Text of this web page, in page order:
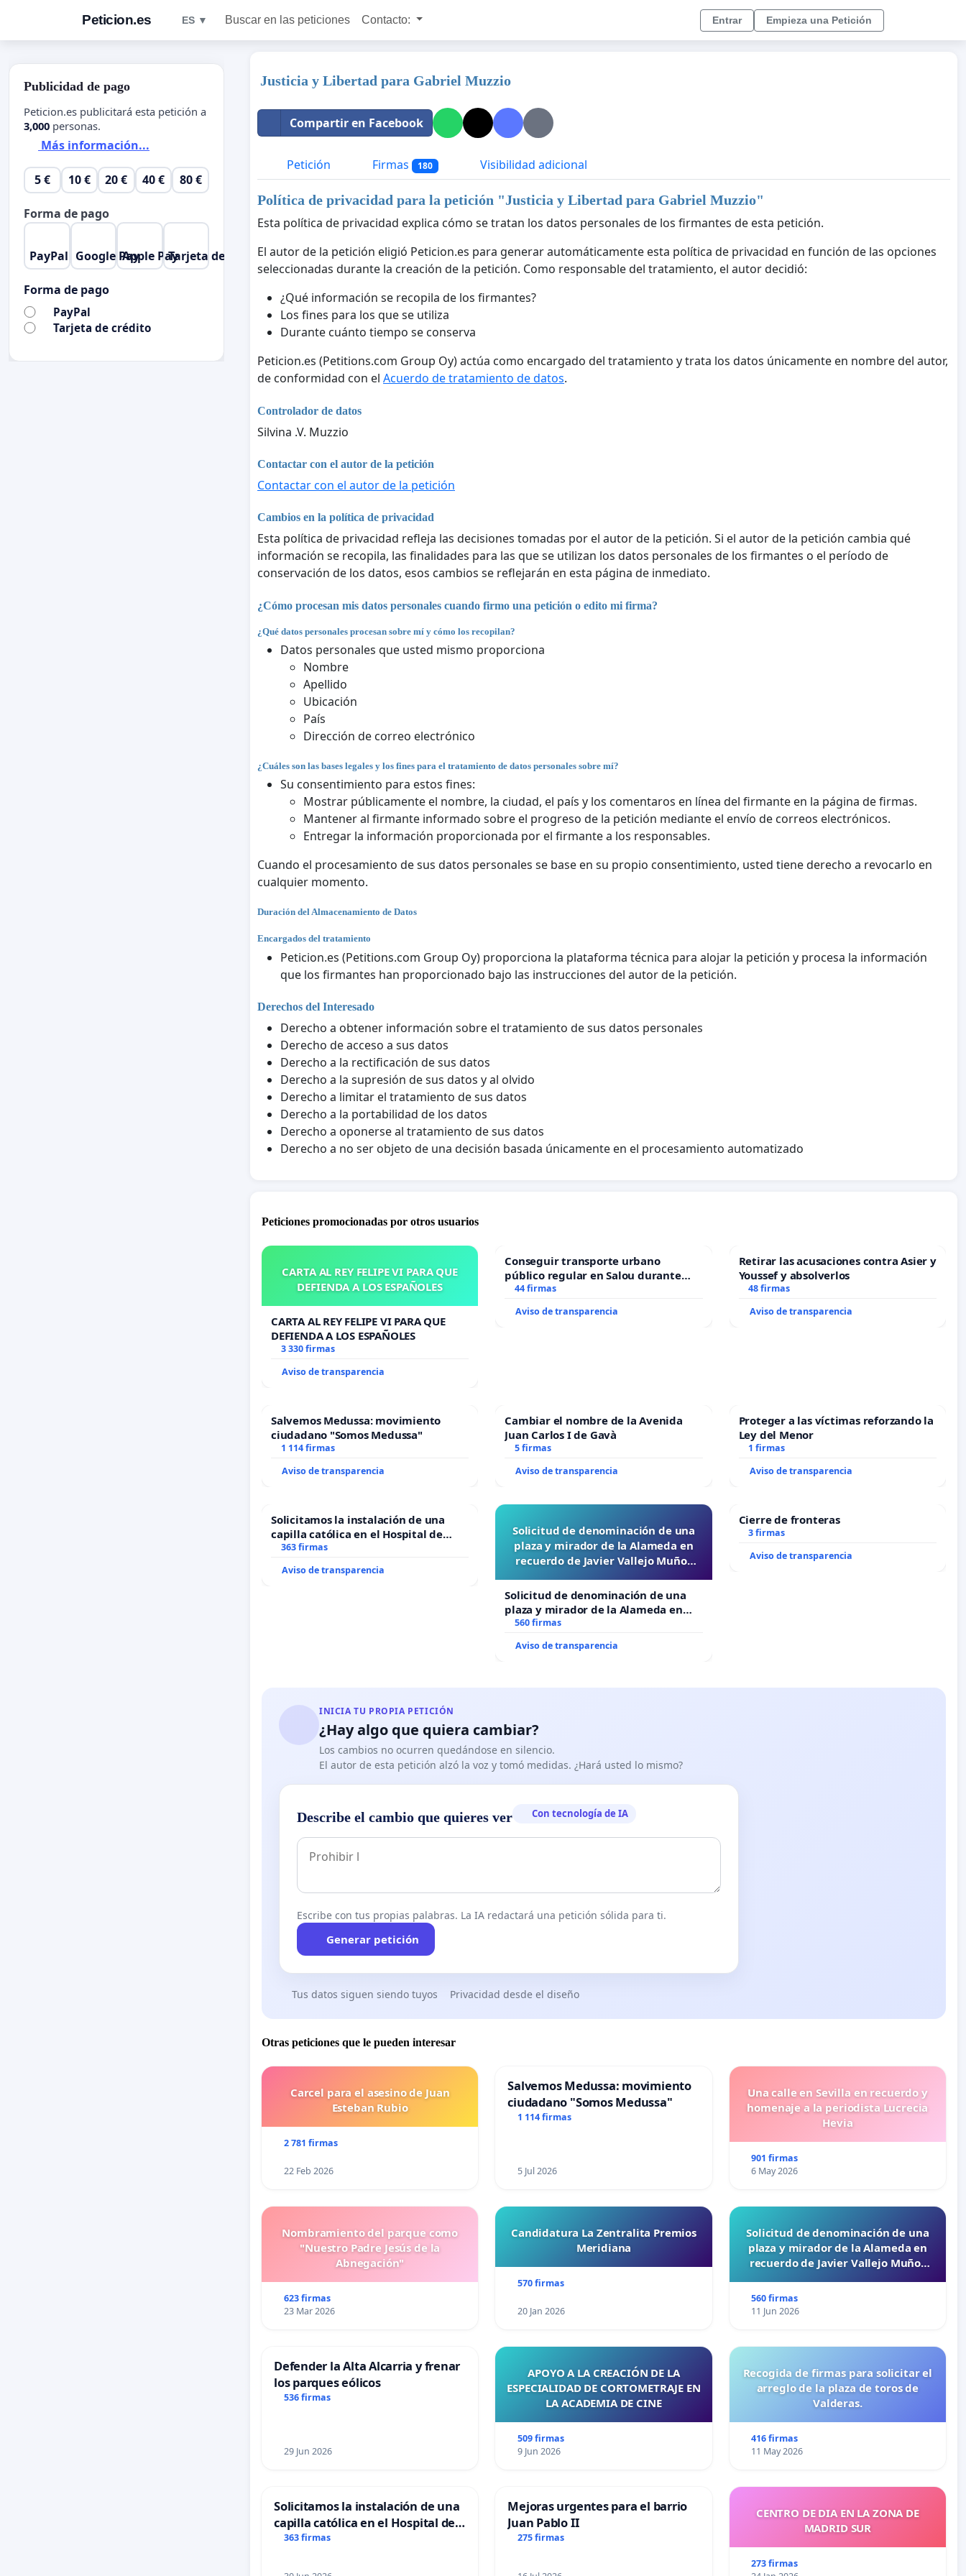
Peticion.es ES ▼ Buscar en las peticiones Contacto: Entrar Empieza una Petición
Justicia y Libertad para Gabriel Muzzio
Compartir en Facebook
Petición Firmas 180 Visibilidad adicional
Política de privacidad para la petición "Justicia y Libertad para Gabriel Muzzio"
Esta política de privacidad explica cómo se tratan los datos personales de los firmantes de esta petición.
El autor de la petición eligió Peticion.es para generar automáticamente esta política de privacidad en función de las opciones
seleccionadas durante la creación de la petición. Como responsable del tratamiento, el autor decidió:
¿Qué información se recopila de los firmantes?
Los fines para los que se utiliza
Durante cuánto tiempo se conserva
Peticion.es (Petitions.com Group Oy) actúa como encargado del tratamiento y trata los datos únicamente en nombre del autor,
de conformidad con el Acuerdo de tratamiento de datos.
Controlador de datos
Silvina .V. Muzzio
Contactar con el autor de la petición
Contactar con el autor de la petición
Cambios en la política de privacidad
Esta política de privacidad refleja las decisiones tomadas por el autor de la petición. Si el autor de la petición cambia qué
información se recopila, las finalidades para las que se utilizan los datos personales de los firmantes o el período de
conservación de los datos, esos cambios se reflejarán en esta página de inmediato.
¿Cómo procesan mis datos personales cuando firmo una petición o edito mi firma?
¿Qué datos personales procesan sobre mí y cómo los recopilan?
Datos personales que usted mismo proporciona
Nombre
Apellido
Ubicación
País
Dirección de correo electrónico
¿Cuáles son las bases legales y los fines para el tratamiento de datos personales sobre mí?
Su consentimiento para estos fines:
Mostrar públicamente el nombre, la ciudad, el país y los comentaros en línea del firmante en la página de firmas.
Mantener al firmante informado sobre el progreso de la petición mediante el envío de correos electrónicos.
Entregar la información proporcionada por el firmante a los responsables.
Cuando el procesamiento de sus datos personales se base en su propio consentimiento, usted tiene derecho a revocarlo en
cualquier momento.
Duración del Almacenamiento de Datos
Encargados del tratamiento
Peticion.es (Petitions.com Group Oy) proporciona la plataforma técnica para alojar la petición y procesa la información
que los firmantes han proporcionado bajo las instrucciones del autor de la petición.
Derechos del Interesado
Derecho a obtener información sobre el tratamiento de sus datos personales
Derecho de acceso a sus datos
Derecho a la rectificación de sus datos
Derecho a la supresión de sus datos y al olvido
Derecho a limitar el tratamiento de sus datos
Derecho a la portabilidad de los datos
Derecho a oponerse al tratamiento de sus datos
Derecho a no ser objeto de una decisión basada únicamente en el procesamiento automatizado
Peticiones promocionadas por otros usuarios
CARTA AL REY FELIPE VI PARA QUE
DEFIENDA A LOS ESPAÑOLES
CARTA AL REY FELIPE VI PARA QUE
DEFIENDA A LOS ESPAÑOLES
3 330 firmas
Aviso de transparencia
Conseguir transporte urbano
público regular en Salou durante
todo el año
44 firmas
Aviso de transparencia
Retirar las acusaciones contra Asier y
Youssef y absolverlos
48 firmas
Aviso de transparencia
Salvemos Medussa: movimiento
ciudadano "Somos Medussa"
1 114 firmas
Aviso de transparencia
Cambiar el nombre de la Avenida
Juan Carlos I de Gavà
5 firmas
Aviso de transparencia
Proteger a las víctimas reforzando la
Ley del Menor
1 firmas
Aviso de transparencia
Solicitamos la instalación de una
capilla católica en el Hospital de
Alcañiz
363 firmas
Aviso de transparencia
Solicitud de denominación de una
plaza y mirador de la Alameda en
recuerdo de Javier Vallejo Muñoz
Solicitud de denominación de una
plaza y mirador de la Alameda en
recuerdo de Javier Vallejo Muñoz
560 firmas
Aviso de transparencia
Cierre de fronteras
3 firmas
Aviso de transparencia
INICIA TU PROPIA PETICIÓN
¿Hay algo que quiera cambiar?
Los cambios no ocurren quedándose en silencio.
El autor de esta petición alzó la voz y tomó medidas. ¿Hará usted lo mismo?
Describe el cambio que quieres ver Con tecnología de IA
Escribe con tus propias palabras. La IA redactará una petición sólida para ti.
Generar petición
Tus datos siguen siendo tuyos Privacidad desde el diseño
Otras peticiones que le pueden interesar
Carcel para el asesino de Juan
Esteban Rubio
2 781 firmas
22 Feb 2026
Salvemos Medussa: movimiento
ciudadano "Somos Medussa"
1 114 firmas
5 Jul 2026
Una calle en Sevilla en recuerdo y
homenaje a la periodista Lucrecia
Hevia
901 firmas
6 May 2026
Nombramiento del parque como
"Nuestro Padre Jesús de la
Abnegación"
623 firmas
23 Mar 2026
Candidatura La Zentralita Premios
Meridiana
570 firmas
20 Jan 2026
Solicitud de denominación de una
plaza y mirador de la Alameda en
recuerdo de Javier Vallejo Muñoz
560 firmas
11 Jun 2026
Defender la Alta Alcarria y frenar
los parques eólicos
536 firmas
29 Jun 2026
APOYO A LA CREACIÓN DE LA
ESPECIALIDAD DE CORTOMETRAJE EN
LA ACADEMIA DE CINE
509 firmas
9 Jun 2026
Recogida de firmas para solicitar el
arreglo de la plaza de toros de
Valderas.
416 firmas
11 May 2026
Solicitamos la instalación de una
capilla católica en el Hospital de
Alcañiz
363 firmas
Mejoras urgentes para el barrio
Juan Pablo II
275 firmas
CENTRO DE DIA EN LA ZONA DE
MADRID SUR
273 firmas
Publicidad de pago
Peticion.es publicitará esta petición a
3,000 personas.
Más información...
5 € 10 € 20 € 40 € 80 €
Forma de pago
PayPal Google PayApple PayTarjeta de crédito
Forma de pago
PayPal
Tarjeta de crédito